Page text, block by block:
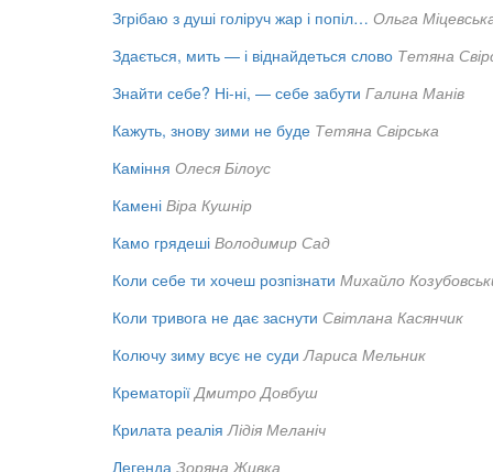
Згрібаю з душі голіруч жар і попіл… Ольга
Здається, мить — і віднайдеться слово Тетяна
Знайти себе? Ні-ні, — себе забути Галина Манів
Кажуть, знову зими не буде Тетяна Свірська
Каміння Олеся Білоус
Камені Віра Кушнір
Камо грядеші Володимир Сад
Коли себе ти хочеш розпізнати Михайло
Коли тривога не дає заснути Світлана Касянчик
Колючу зиму всує не суди Лариса Мельник
Крематорії Дмитро Довбуш
Крилата реалія Лідія Меланіч
Легенда Зоряна Живка